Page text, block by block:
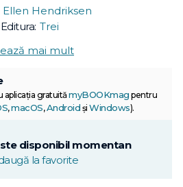
Ellen Hendriksen
Editura: Trei
mai mult
aplicația gratuitămyBOOKmag pentru
,macOS,Android și Windows).
disponibil momentan
la favorite